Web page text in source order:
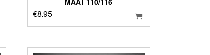
MAAT 110/116
€8.95